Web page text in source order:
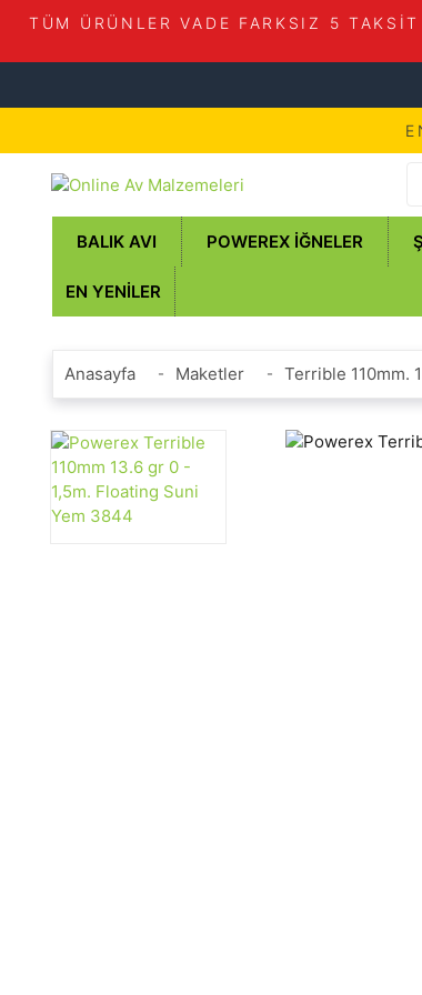
TÜM ÜRÜNLER VADE FARKSIZ 5
BALIK AVI POWEREX İĞNELER
EN YENILER
Anasayfa Maketler Terrible 110mm.